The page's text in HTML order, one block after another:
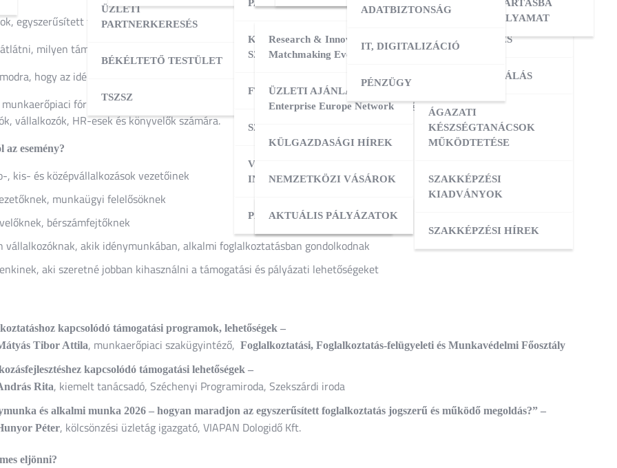
ÜZLETI
PARTNERKERESÉS
BÉKÉLTETŐ TESTÜLET
TSZSZ
PARTNERKERESÉS
KÜLPIACI
SZOLGÁLTATÁSOK
Research & Innovation
Matchmaking Event 2026
ÜZLETI AJÁNLATOK:
Enterprise Europe Network
KÜLGAZDASÁGI HÍREK
NEMZETKÖZI VÁSÁROK
KÜLPIACI TAGOZATOK
FT ADATBÁZIS
SZOLGÁLTATÁSOK
VÁLLALKOZÁS
INDÍTÁSA
PÁLYÁZATOK
AKTUÁLIS PÁLYÁZATOK
NYILVÁNTARTÁSBA
VÉTELI FOLYAMAT
OKTATÓI KÉPZÉS
MESTERKÉPZÉS
VIZSGADELEGÁLÁS
ÁGAZATI
KÉSZSÉGTANÁCSOK
MŰKÖDTETÉSE
SZAKKÉPZÉSI
KIADVÁNYOK
SZAKKÉPZÉSI HÍREK
ADATBIZTONSÁG
IT, DIGITALIZÁCIÓ
PÉNZÜGY
egyszerűsített foglalkoztatás, vállalkozásfejlesztés egy helyen
milyen támogatások érhetők el foglalkoztatáshoz és vállalkozásfejlesztéshez?
hogy az idénymunka és az egyszerűsített foglalkoztatás jogszerűen, mégis rugalmasan működjön a gyakorlatban?
munkaerőpiaci fórumunkhoz, ahol szakértők segítenek eligazodni a legfrissebb lehetőségek között – kifejezetten
vállalkozók, HR-esek és könyvelők számára.
az esemény?
, kis- és középvállalkozások vezetőinek
munkaügyi felelősöknek
bérszámfejtőknek
vállalkozóknak, akik idénymunkában, alkalmi foglalkoztatásban gondolkodnak
aki szeretné jobban kihasználni a támogatási és pályázati lehetőségeket
kapcsolódó támogatási programok, lehetőségek –
Tibor Attila, munkaerőpiaci szakügyintéző, Foglalkoztatási, Foglalkoztatás-felügyeleti és Munkavédelmi Főosztály
kapcsolódó támogatási lehetőségek –
Rita, kiemelt tanácsadó, Széchenyi Programiroda, Szekszárdi iroda
és alkalmi munka 2026 – hogyan maradjon az egyszerűsített foglalkoztatás jogszerű és működő megoldás?” –
Péter, kölcsönzési üzletág igazgató, VIAPAN Dologidő Kft.
eljönni?